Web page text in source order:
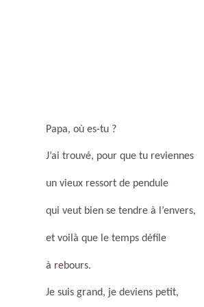
Papa, où es-tu ?
J’ai trouvé, pour que tu reviennes
un vieux ressort de pendule
qui veut bien se tendre à l’envers,
et voilà que le temps défile
à rebours.
Je suis grand, je deviens petit,